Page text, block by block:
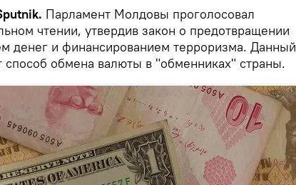
Парламент Молдовы проголосовал
чтении, утвердив закон о предотвращении
денег и финансированием терроризма. Данный
способ обмена валюты в "обменниках" страны.